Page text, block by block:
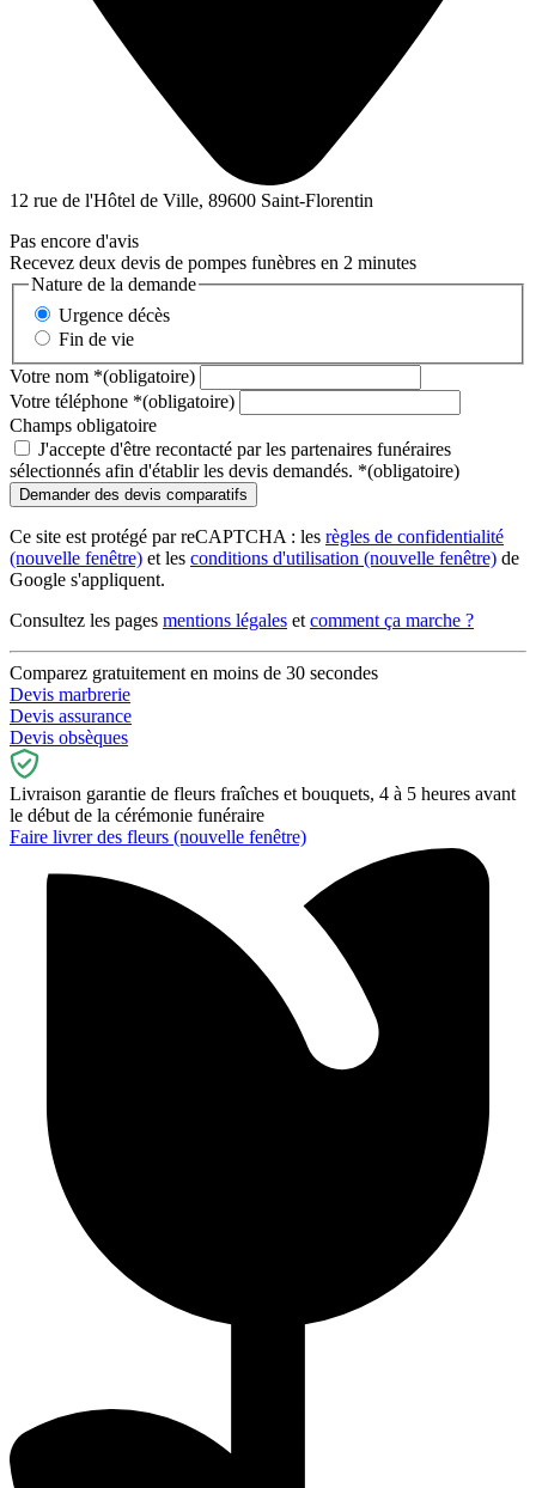
12 rue de l'Hôtel de Ville, 89600 Saint-Florentin
Pas encore d'avis
Recevez deux devis de pompes funèbres en 2 minutes
Nature de la demande
Urgence décès
Fin de vie
Votre nom *(obligatoire)
Votre téléphone *(obligatoire)
Champs obligatoire
J'accepte d'être recontacté par les partenaires funéraires
sélectionnés afin d'établir les devis demandés. *(obligatoire)
Ce site est protégé par reCAPTCHA : les règles de confidentialité
(nouvelle fenêtre) et les conditions d'utilisation (nouvelle fenêtre) de
Google s'appliquent.
Consultez les pages mentions légales et comment ça marche ?
Comparez gratuitement en moins de 30 secondes
Devis marbrerie
Devis assurance
Devis obsèques
Livraison garantie de fleurs fraîches et bouquets, 4 à 5 heures avant
le début de la cérémonie funéraire
Faire livrer des fleurs (nouvelle fenêtre)